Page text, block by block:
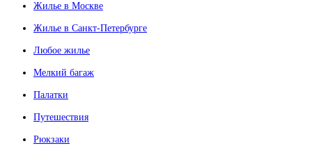
Жилье в Москве
Жилье в Санкт-Петербурге
Любое жилье
Мелкий багаж
Палатки
Путешествия
Рюкзаки